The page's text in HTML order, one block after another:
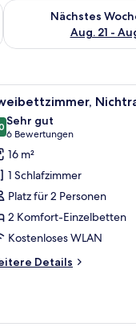
Aug. 14
Nächstes
Aug. 21 -
Überprüfe die
Fernseher und einem
8
von 10
Sehr gut
6 Bewertungen
(6
Bewertungen)
16 m²
1 Schlafzimmer
Platz für 2 Personen
2 Komfort-Einzelbetten
Kostenloses WLAN
Details